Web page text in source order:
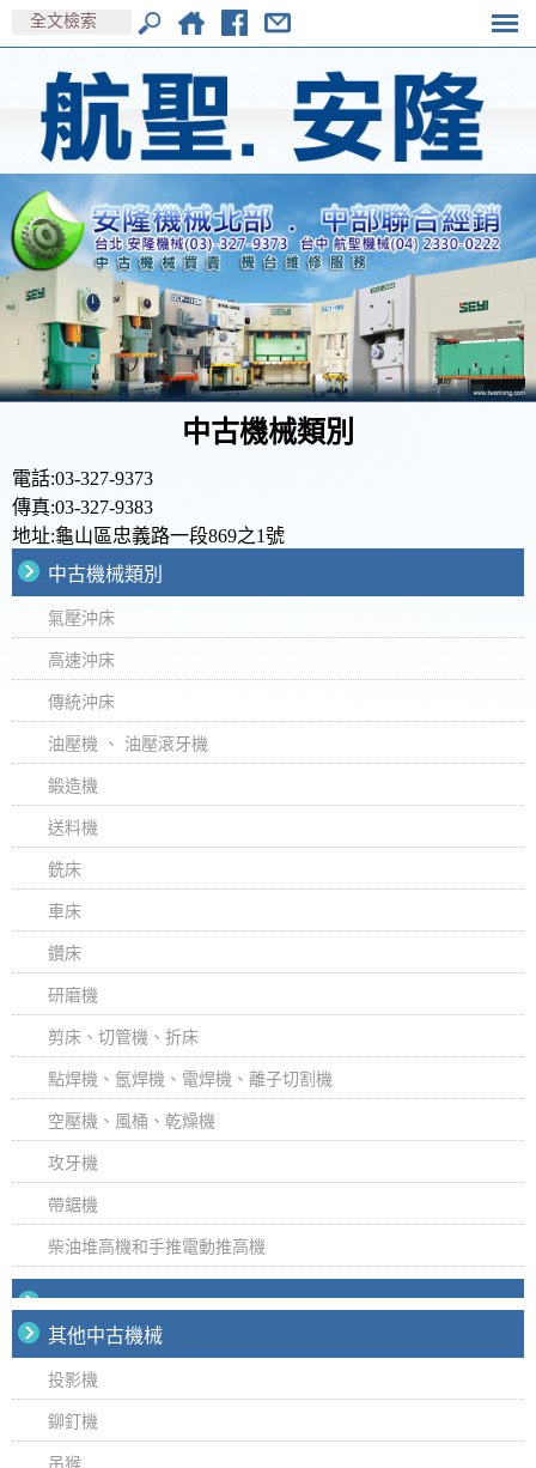
中古機械類別
電話:03-327-9373
傳真:03-327-9383
地址:龜山區忠義路一段869之1號
中古機械類別
氣壓沖床
高速沖床
傳統沖床
油壓機 、 油壓滾牙機
鍛造機
送料機
銑床
車床
鑽床
研磨機
剪床、切管機、折床
點焊機、氬焊機、電焊機、離子切割機
空壓機、風桶、乾燥機
攻牙機
帶鋸機
柴油堆高機和手推電動推高機
其他中古機械
投影機
鉚釘機
吊猴